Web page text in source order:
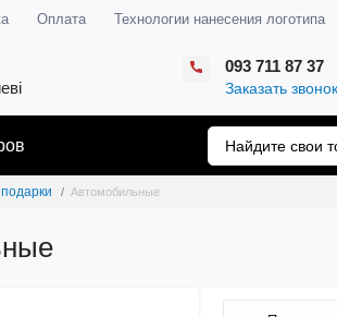
Оплата Технологии нанесения логотипа
093 711 87 37
Заказать звонок
Автомобильные